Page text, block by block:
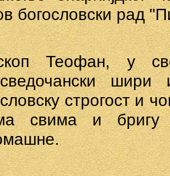
богословски рад
Теофан, у
шири
строгост и
свима и